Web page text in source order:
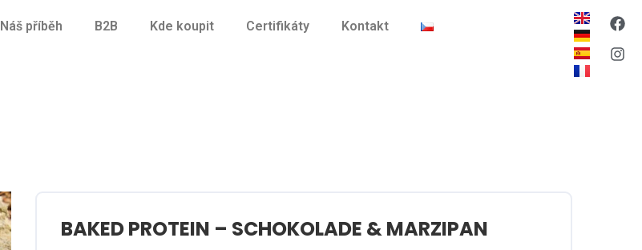
Náš příběh B2B Kde koupit Certifikáty Kontakt
BAKED PROTEIN – SCHOKOLADE & MARZIPAN